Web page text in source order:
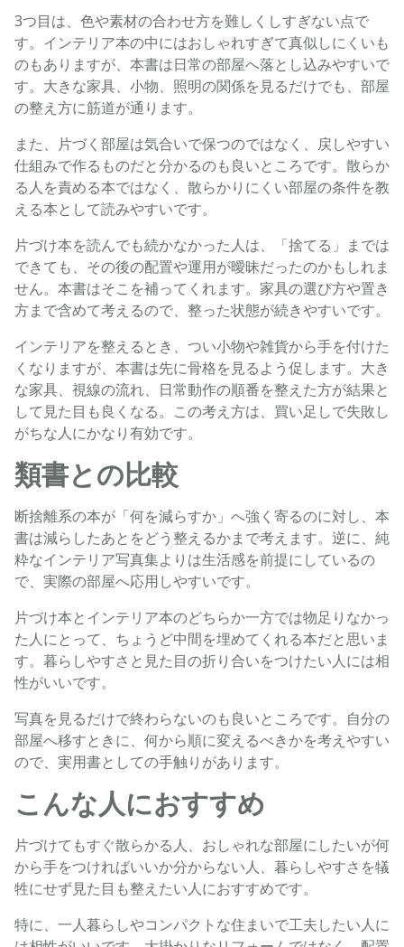
3つ目は、色や素材の合わせ方を難しくしすぎない点で
す。インテリア本の中にはおしゃれすぎて真似しにくいも
のもありますが、本書は日常の部屋へ落とし込みやすいで
す。大きな家具、小物、照明の関係を見るだけでも、部屋
の整え方に筋道が通ります。
また、片づく部屋は気合いで保つのではなく、戻しやすい
仕組みで作るものだと分かるのも良いところです。散らか
る人を責める本ではなく、散らかりにくい部屋の条件を教
える本として読みやすいです。
片づけ本を読んでも続かなかった人は、「捨てる」までは
できても、その後の配置や運用が曖昧だったのかもしれま
せん。本書はそこを補ってくれます。家具の選び方や置き
方まで含めて考えるので、整った状態が続きやすいです。
インテリアを整えるとき、つい小物や雑貨から手を付けた
くなりますが、本書は先に骨格を見るよう促します。大き
な家具、視線の流れ、日常動作の順番を整えた方が結果と
して見た目も良くなる。この考え方は、買い足しで失敗し
がちな人にかなり有効です。
類書との比較
断捨離系の本が「何を減らすか」へ強く寄るのに対し、本
書は減らしたあとをどう整えるかまで考えます。逆に、純
粋なインテリア写真集よりは生活感を前提にしているの
で、実際の部屋へ応用しやすいです。
片づけ本とインテリア本のどちらか一方では物足りなかっ
た人にとって、ちょうど中間を埋めてくれる本だと思いま
す。暮らしやすさと見た目の折り合いをつけたい人には相
性がいいです。
写真を見るだけで終わらないのも良いところです。自分の
部屋へ移すときに、何から順に変えるべきかを考えやすい
ので、実用書としての手触りがあります。
こんな人におすすめ
片づけてもすぐ散らかる人、おしゃれな部屋にしたいが何
から手をつければいいか分からない人、暮らしやすさを犠
牲にせず見た目も整えたい人におすすめです。
特に、一人暮らしやコンパクトな住まいで工夫したい人に